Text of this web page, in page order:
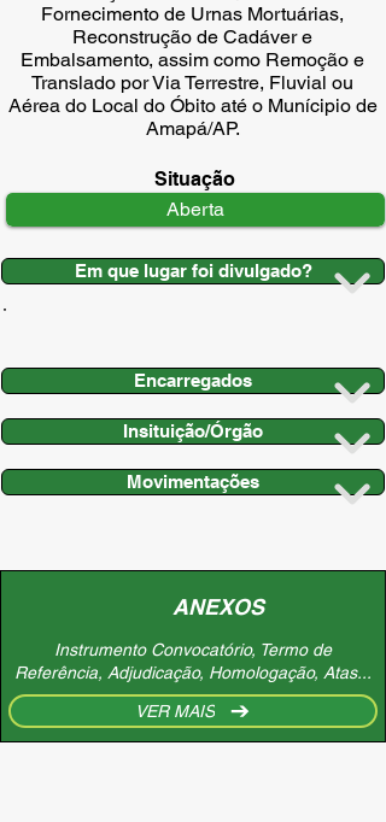
Fornecimento de Urnas Mortuárias,
Reconstrução de Cadáver e
Embalsamento, assim como Remoção e
Translado por Via Terrestre, Fluvial ou
Aérea do Local do Óbito até o Munícipio de
Amapá/AP.
Situação
Aberta
Em que lugar foi divulgado?
Encarregados
Insituição/Órgão
Movimentações
ANEXOS
Instrumento Convocatório, Termo de
Referência, Adjudicação, Homologação, Atas...
VER MAIS